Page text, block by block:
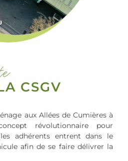
CSGV
aux Allées de Cumières à
révolutionnaire pour
adhérents entrent dans le
afin de se faire délivrer la